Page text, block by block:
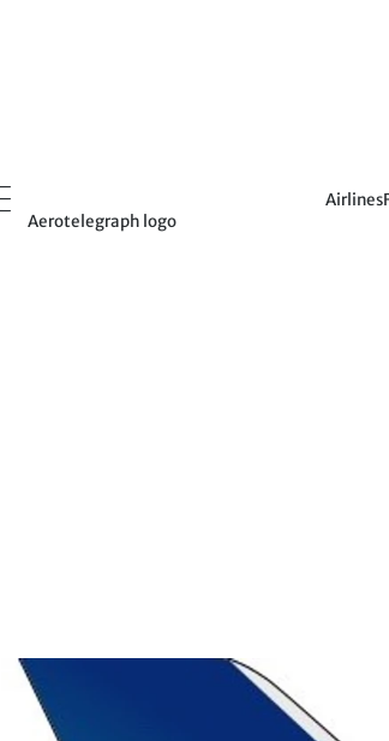
Aerotelegraph logo
Airlines